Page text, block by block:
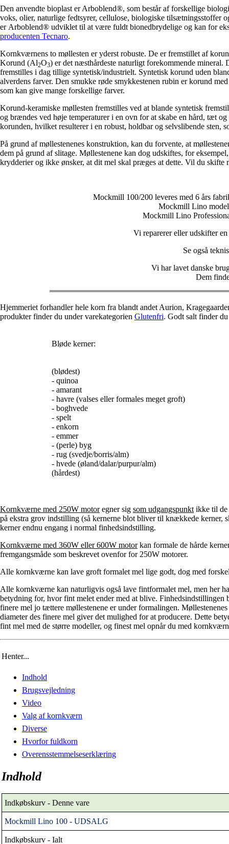
Den anvendte bioplast er Arboblend®, som består af forskellige
voks, olier, naturlige fedtsyrer, cellulose, biologiske
er Arboblend® udviklet til at være fuldt bionedbrydelige og kan for
producenten Tecnaro.
Kornkværnens to møllesten er yderst robuste. De er fremstillet af
Korund (Al2O3) er det næsthårdeste naturligt forekommende mineral.
fremstilles i dag tillige syntetisk/industrielt. Syntetisk korund uden
alverdens farver. Den smukke røde smykkestenen rubin er korund
som kan give mange forskellige farver.
Korund-keramiske møllesten fremstilles ved at blande syntetisk
og brændes ved høje temperaturer i en ovn for at skabe en hård, tæt
korunden, hvilket resulterer i en robust, holdbar og selvslibende sten,
På grund af møllestenenes konstruktion, kan du forvente, at
dem på grund af slitage. Møllestenene kan dog udskiftes, for
krydderier og ikke ønsker, at dit mel skal præges at dette. Vil du skifte
Mockmill 100/200 leveres med 6 års
Mockmill Lino
Mockmill Lino
Vi reparerer eller udskifter
Se også
Vi har lavet danske
Dem
Hjemmeriet forhandler hele korn fra blandt andet Aurion,
produkter finder du under varekategorien Glutenfri. Godt salt finder
Bløde kerner:
(blødest)
- quinoa
- amarant
- havre (valses eller formales meget groft)
- boghvede
- spelt
- enkorn
- emmer
- (perle) byg
- rug (svedje/borris/alm)
- hvede (øland/dalar/purpur/alm)
(hårdest)
Kornkværne med 250W motoregner sig som udgangspunkt ikke til de
på ekstra grov indstilling (så kernerne blot bliver til knækkede kerner,
kerner endnu engang i normal finhedsindstilling.
Kornkværne med 360W eller 600W motorkan formale de hårde
fremgangsmåde som beskrevet ovenfor for 250W motorer.
Alle kornkværne kan lave groft formalet mel lige godt, dog med
Alle kornkværne kan naturligvis også lave fintformalet mel, men her
betydning for, hvor fint melet ender med at blive.
finere mel jo tættere møllestenene er under formalingen.
diameter des finere mel giver det mulighed for at producere. Dette
fint mel med de større modeller, og finest mel opnår du med
Henter...
Indhold
Brugsvejledning
Video
Valg af kornkværn
Diverse
Hvorfor fuldkorn
Overensstemmelseserklæring
Indhold
Indkøbskurv - Denne vare
Mockmill Lino 100 - UDSALG
Indkøbskurv - Ialt